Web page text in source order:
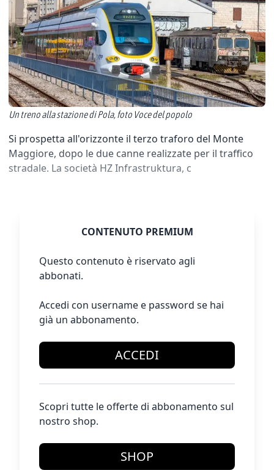
Un treno alla stazione di Pola, foto Voce del popolo
Si prospetta all'orizzonte il terzo traforo del Monte
Maggiore, dopo le due canne realizzate per il traffico
stradale. La società HZ Infrastruktura, c
CONTENUTO PREMIUM
Questo contenuto è riservato agli
abbonati.
Accedi con username e password se hai
già un abbonamento.
ACCEDI
Scopri tutte le offerte di abbonamento sul
nostro shop.
SHOP